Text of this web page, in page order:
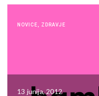
NOVICE ZDRAVJE
13 junija, 2012